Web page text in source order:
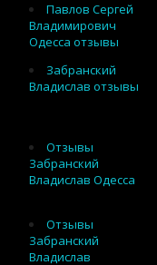
Павлов Сергей
Владимирович
Одесса отзывы
Забранский
Владислав отзывы
Отзывы
Забранский
Владислав Одесса
Отзывы
Забранский
Владислав